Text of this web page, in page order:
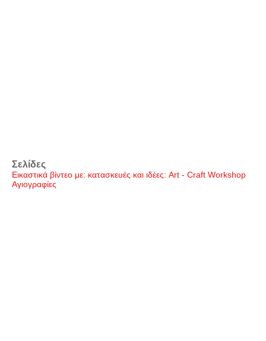
Σελίδες
Εικαστικά βίντεο με: κατασκευές και ιδέες: Art - Craft Workshop
Αγιογραφίες